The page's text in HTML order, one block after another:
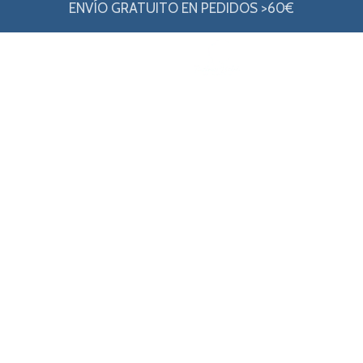
ENVÍO GRATUITO EN PEDIDOS >60€